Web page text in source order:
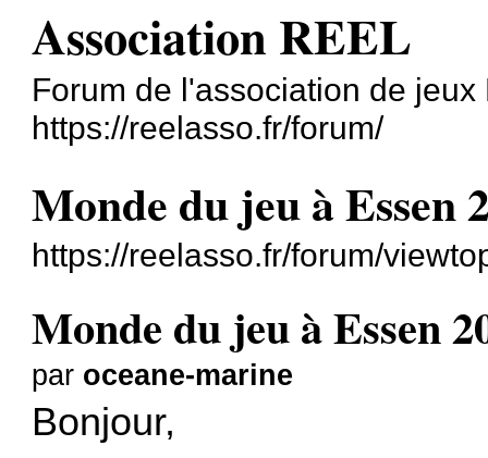
Association REEL
Forum de l'association de jeux
https://reelasso.fr/forum/
Monde du jeu à Essen
https://reelasso.fr/forum/
Monde du jeu à Essen
par oceane-marine
Bonjour,